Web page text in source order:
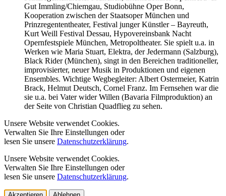
Gut Immling/Chiemgau, Studiobühne Oper Bonn,
Kooperation zwischen der Staatsoper München und
Prinzregententheater, Festival junger Künstler – Bayreuth,
Kurt Weill Festival Dessau, Hypovereinsbank Nacht
Opernfestspiele München, Metropoltheater. Sie spielt u.a. in
Werken wie Maria Stuart, Elektra, der Jedermann (Salzburg),
Black Rider (München), singt in den Bereichen traditioneller,
improvisierter, neuer Musik in Produktionen und eigenen
Ensembles. Wichtige Wegbegleiter: Albert Ostermeier, Katrin
Brack, Helmut Deutsch, Cornel Franz. Im Fernsehen war die
sie u.a. bei Vater wider Willen (Bavaria Filmproduktion) an
der Seite von Christian Quadflieg zu sehen.
Unsere Website verwendet Cookies.
Verwalten Sie Ihre Einstellungen oder
lesen Sie unsere Datenschutzerklärung.
Unsere Website verwendet Cookies.
Verwalten Sie Ihre Einstellungen oder
lesen Sie unsere Datenschutzerklärung.